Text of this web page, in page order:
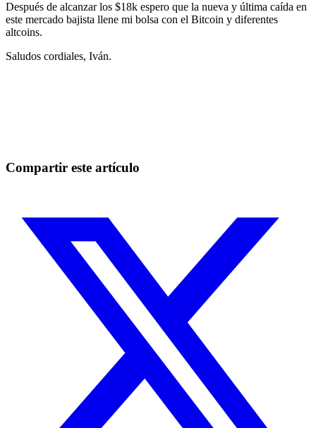
Después de alcanzar los $18k espero que la nueva y última caída en
este mercado bajista llene mi bolsa con el Bitcoin y diferentes
altcoins.
Saludos cordiales, Iván.
Compartir este artículo